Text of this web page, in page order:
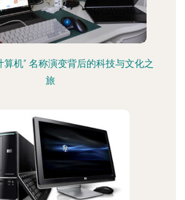
算机” 名称演变背后的科技与文化之
旅